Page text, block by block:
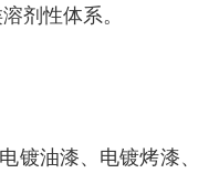
剂性体系。
镀油漆、电镀烤漆